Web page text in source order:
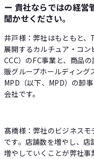
ー 貴社ならではの経営
聞かせください。
井戸様：弊社はもともと、
展開するカルチュア・コン
CCC）のFC事業と、商品
販グループホールディン
MPD（以下、MPD）の卸
会社です。
髙橋様：弊社のビジネス
です。店舗数を増やし、
増やしていくことが弊社事